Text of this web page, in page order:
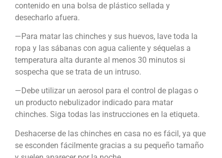
contenido en una bolsa de plástico sellada y
desecharlo afuera.
—Para matar las chinches y sus huevos, lave toda la
ropa y las sábanas con agua caliente y séquelas a
temperatura alta durante al menos 30 minutos si
sospecha que se trata de un intruso.
—Debe utilizar un aerosol para el control de plagas o
un producto nebulizador indicado para matar
chinches. Siga todas las instrucciones en la etiqueta.
Deshacerse de las chinches en casa no es fácil, ya que
se esconden fácilmente gracias a su pequeño tamaño